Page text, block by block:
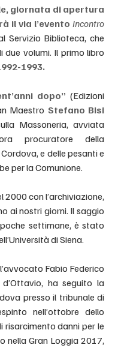
giornata di apertura
il via l’evento Incontro
Servizio Biblioteca, che
volumi. Il primo libro
1993.
dopo” (Edizioni
Maestro Stefano Bisi
Massoneria, avviata
procuratore della
e delle pesanti e
per la Comunione.
2000 con l’archiviazione,
ai nostri giorni. Il saggio
settimane, è stato
di Siena.
Fabio Federico
ha seguito la
presso il tribunale di
nell’ottobre dello
risarcimento danni per le
nella Gran Loggia 2017,